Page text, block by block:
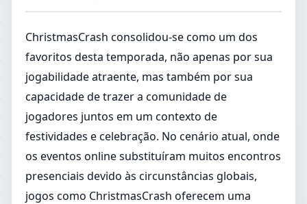
ChristmasCrash consolidou-se como um dos
favoritos desta temporada, não apenas por sua
jogabilidade atraente, mas também por sua
capacidade de trazer a comunidade de
jogadores juntos em um contexto de
festividades e celebração. No cenário atual, onde
os eventos online substituíram muitos encontros
presenciais devido às circunstâncias globais,
jogos como ChristmasCrash oferecem uma